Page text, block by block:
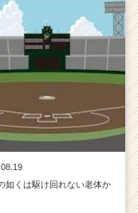
如くは駆け回れない老体か